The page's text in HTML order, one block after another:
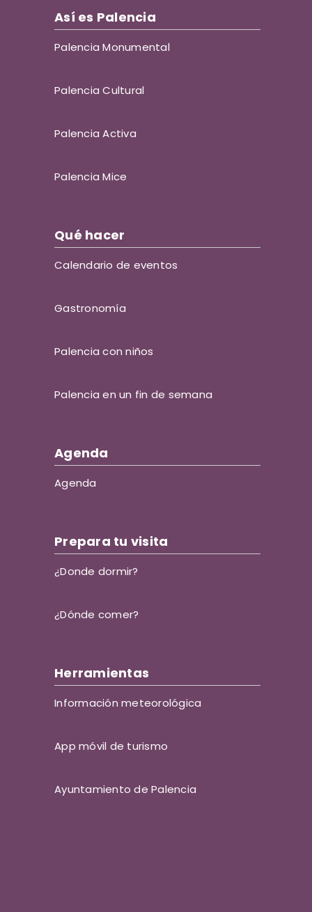
Así es Palencia
Palencia Monumental
Palencia Cultural
Palencia Activa
Palencia Mice
Qué hacer
Calendario de eventos
Gastronomía
Palencia con niños
Palencia en un fin de semana
Agenda
Agenda
Prepara tu visita
¿Donde dormir?
¿Dónde comer?
Herramientas
Información meteorológica
App móvil de turismo
Ayuntamiento de Palencia